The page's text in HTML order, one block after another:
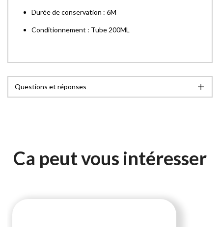
Durée de conservation : 6M
Conditionnement : Tube 200ML
Questions et réponses
Ca peut vous intéresser